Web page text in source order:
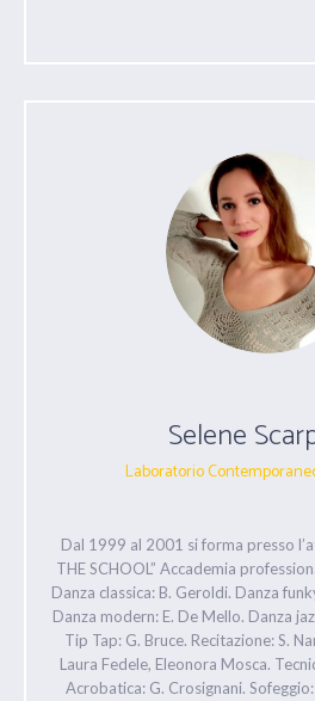
Selene
Laboratorio
Dal 1999 al 2001 si forma presso
THE SCHOOL” Accademia
Danza classica: B. Geroldi. Danza
Danza modern: E. De Mello. Danza
Tip Tap: G. Bruce. Recitazione: S.
Laura Fedele, Eleonora Mosca.
Acrobatica: G. Crosignani.